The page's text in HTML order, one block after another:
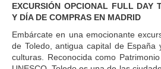
EXCURSIÓN OPCIONAL FULL DAY
Y DÍA DE COMPRAS EN MADRID
Embárcate en una emocionante
de Toledo, antigua capital de
culturas. Reconocida como